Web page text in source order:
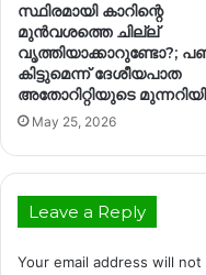
സ്ഥിരമായി കാറിന്റെ
മുൻവശത്തെ ചില്ല്
വൃത്തിയാക്കാറുണ്ടോ?;
കിട്ടുമെന്ന് ദേശീയപാത
അതോറിറ്റിയുടെ
May 25, 2026
Leave a Reply
Your email address will